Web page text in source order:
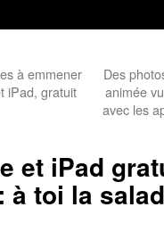
à emmener
iPad, gratuit
Des
animée
avec les
et iPad
à toi la